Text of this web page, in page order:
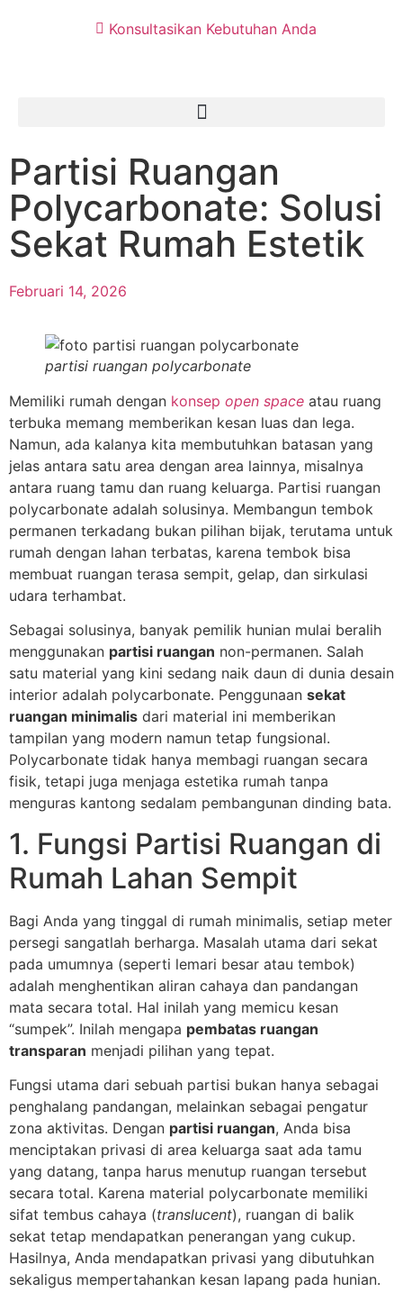
Konsultasikan Kebutuhan Anda
Partisi Ruangan
Polycarbonate: Solusi
Sekat Rumah Estetik
Februari 14, 2026
partisi ruangan polycarbonate
Memiliki rumah dengan konsep open space atau ruang
terbuka memang memberikan kesan luas dan lega.
Namun, ada kalanya kita membutuhkan batasan yang
jelas antara satu area dengan area lainnya, misalnya
antara ruang tamu dan ruang keluarga. Partisi ruangan
polycarbonate adalah solusinya. Membangun tembok
permanen terkadang bukan pilihan bijak, terutama untuk
rumah dengan lahan terbatas, karena tembok bisa
membuat ruangan terasa sempit, gelap, dan sirkulasi
udara terhambat.
Sebagai solusinya, banyak pemilik hunian mulai beralih
menggunakan partisi ruangan non-permanen. Salah
satu material yang kini sedang naik daun di dunia desain
interior adalah polycarbonate. Penggunaan sekat
ruangan minimalis dari material ini memberikan
tampilan yang modern namun tetap fungsional.
Polycarbonate tidak hanya membagi ruangan secara
fisik, tetapi juga menjaga estetika rumah tanpa
menguras kantong sedalam pembangunan dinding bata.
1. Fungsi Partisi Ruangan di
Rumah Lahan Sempit
Bagi Anda yang tinggal di rumah minimalis, setiap meter
persegi sangatlah berharga. Masalah utama dari sekat
pada umumnya (seperti lemari besar atau tembok)
adalah menghentikan aliran cahaya dan pandangan
mata secara total. Hal inilah yang memicu kesan
“sumpek”. Inilah mengapa pembatas ruangan
transparan menjadi pilihan yang tepat.
Fungsi utama dari sebuah partisi bukan hanya sebagai
penghalang pandangan, melainkan sebagai pengatur
zona aktivitas. Dengan partisi ruangan, Anda bisa
menciptakan privasi di area keluarga saat ada tamu
yang datang, tanpa harus menutup ruangan tersebut
secara total. Karena material polycarbonate memiliki
sifat tembus cahaya (translucent), ruangan di balik
sekat tetap mendapatkan penerangan yang cukup.
Hasilnya, Anda mendapatkan privasi yang dibutuhkan
sekaligus mempertahankan kesan lapang pada hunian.